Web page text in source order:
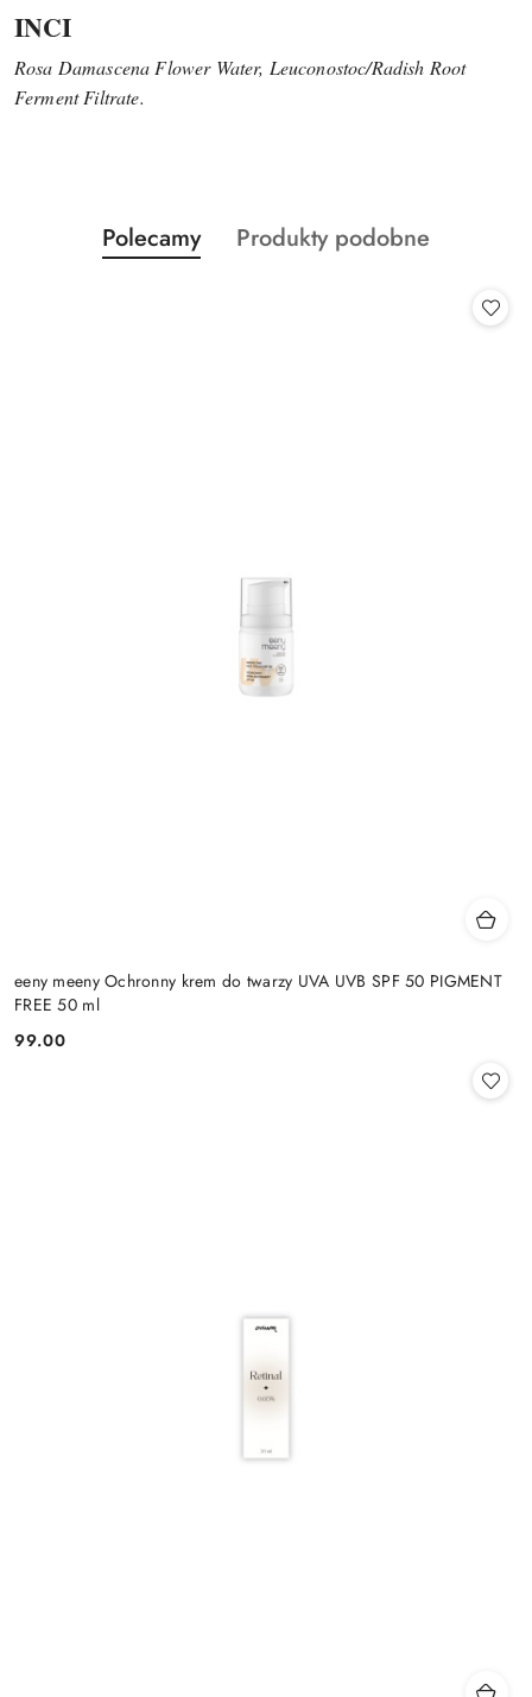
INCI
Rosa Damascena Flower Water, Leuconostoc/Radish Root
Ferment Filtrate.
Pomiń karuzelę produktów
Produkty
o
Polecamy
Produkty
Produkty podobne
eeny meeny Ochronny krem do twarzy UVA UVB SPF 50 PIGMENT
FREE 50 ml
Cena:
99.00